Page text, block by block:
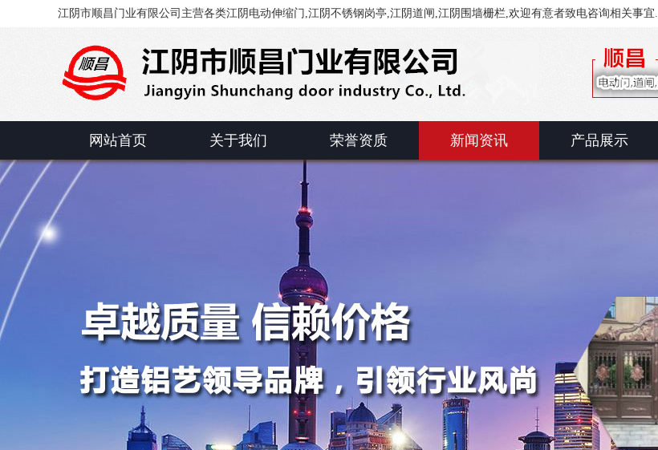
江阴市顺昌门业有限公司主营各类江阴电动伸缩门,江阴不锈钢岗亭,江阴道闸,江阴围墙栅栏,欢迎有意者致电咨询相关事宜.
网站首页 关于我们 荣誉资质 新闻资讯 产品展示